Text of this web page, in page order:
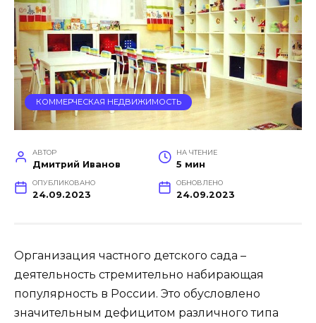
КОММЕРЧЕСКАЯ НЕДВИЖИМОСТЬ
АВТОР
Дмитрий Иванов
НА ЧТЕНИЕ
5 мин
ОПУБЛИКОВАНО
24.09.2023
ОБНОВЛЕНО
24.09.2023
Организация частного детского сада –
деятельность стремительно набирающая
популярность в России. Это обусловлено
значительным дефицитом различного типа